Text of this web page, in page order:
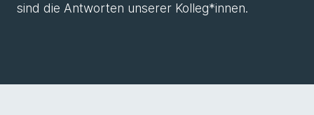
sind die Antworten unserer Kolleg*innen.